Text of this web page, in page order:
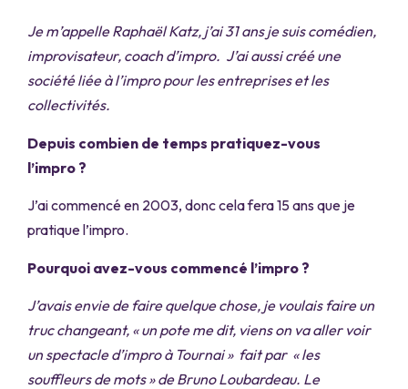
Je m’appelle Raphaël Katz, j’ai 31 ans je suis comédien,
improvisateur, coach d’impro. J’ai aussi créé une
société liée à l’impro pour les entreprises et les
collectivités.
Depuis combien de temps pratiquez-vous
l’impro ?
J’ai commencé en 2003, donc cela fera 15 ans que je
pratique l’impro.
Pourquoi avez-vous commencé l’impro ?
J’avais envie de faire quelque chose, je voulais faire un
truc changeant, « un pote me dit, viens on va aller voir
un spectacle d’impro à Tournai » fait par « les
souffleurs de mots » de Bruno Loubardeau. Le